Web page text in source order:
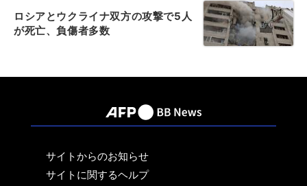
ロシアとウクライナ双方の攻撃で5人
が死亡、負傷者多数
サイトからのお知らせ
サイトに関するヘルプ